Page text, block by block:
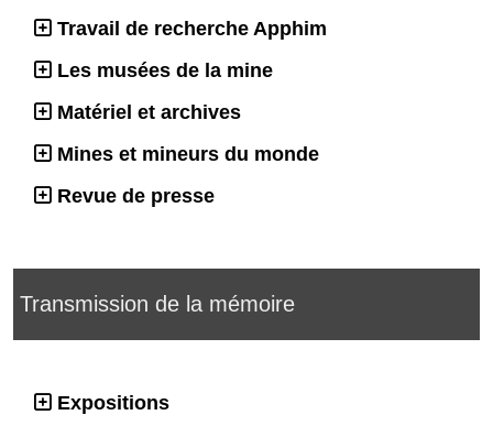
Travail de recherche Apphim
Les musées de la mine
Matériel et archives
Mines et mineurs du monde
Revue de presse
Transmission de la mémoire
Expositions